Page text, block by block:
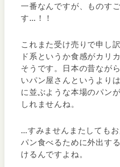
一番なんですが、ものす
す…！！
これまた受け売りで申し
ド系というか食感がカリ
そうです。日本の昔なが
いパン屋さんというより
に並ぶような本場のパン
しれませんね。
…すみませんまたしてもお
パン食べるために外出す
けるんですよね。